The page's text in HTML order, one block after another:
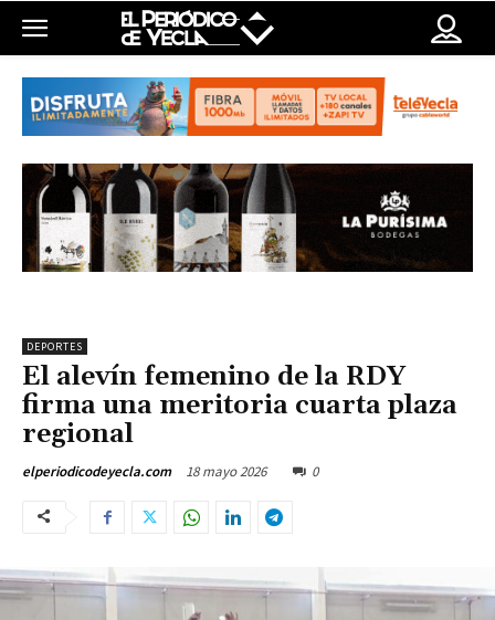
DEPORTES
El alevín femenino de la RDY
firma una meritoria cuarta plaza
regional
elperiodicodeyecla.com 18 mayo 2026 0